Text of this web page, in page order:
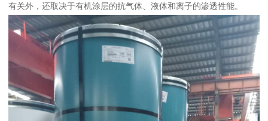
有关外，还取决于有机涂层的抗气体、液体和离子的渗透性能。